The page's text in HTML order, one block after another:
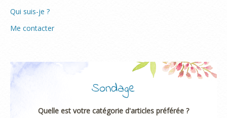
Qui suis-je ?
Me contacter
Sondage
Quelle est votre catégorie d'articles préférée ?